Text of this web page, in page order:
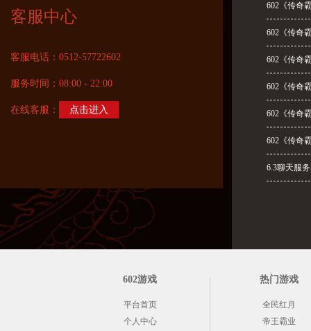
客服中心
客服电话：0512-57722602
服务时间：08:00 - 22:00
在线客服： 点击进入
602《传奇
602《传奇
602《传奇
602《传奇
602《传奇
602《传奇
6.3聊天服
602游戏
平台首页
个人中心
热门游戏
全民红月
帝王霸业